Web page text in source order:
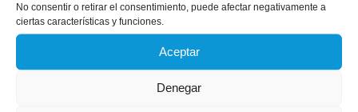
No consentir o retirar el consentimiento, puede afectar negativamente a
ciertas características y funciones.
Aceptar
Denegar
Liderazgo real, experiencia